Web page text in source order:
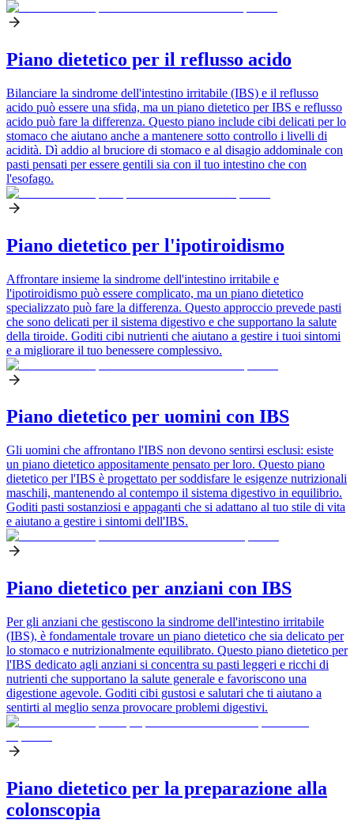
Piano dietetico per il reflusso acido
Bilanciare la sindrome dell'intestino irritabile (IBS) e il reflusso
acido può essere una sfida, ma un piano dietetico per IBS e reflusso
acido può fare la differenza. Questo piano include cibi delicati per lo
stomaco che aiutano anche a mantenere sotto controllo i livelli di
acidità. Dì addio al bruciore di stomaco e al disagio addominale con
pasti pensati per essere gentili sia con il tuo intestino che con
l'esofago.
Piano dietetico per l'ipotiroidismo
Affrontare insieme la sindrome dell'intestino irritabile e
l'ipotiroidismo può essere complicato, ma un piano dietetico
specializzato può fare la differenza. Questo approccio prevede pasti
che sono delicati per il sistema digestivo e che supportano la salute
della tiroide. Goditi cibi nutrienti che aiutano a gestire i tuoi sintomi
e a migliorare il tuo benessere complessivo.
Piano dietetico per uomini con IBS
Gli uomini che affrontano l'IBS non devono sentirsi esclusi: esiste
un piano dietetico appositamente pensato per loro. Questo piano
dietetico per l'IBS è progettato per soddisfare le esigenze nutrizionali
maschili, mantenendo al contempo il sistema digestivo in equilibrio.
Goditi pasti sostanziosi e appaganti che si adattano al tuo stile di vita
e aiutano a gestire i sintomi dell'IBS.
Piano dietetico per anziani con IBS
Per gli anziani che gestiscono la sindrome dell'intestino irritabile
(IBS), è fondamentale trovare un piano dietetico che sia delicato per
lo stomaco e nutrizionalmente equilibrato. Questo piano dietetico per
l'IBS dedicato agli anziani si concentra su pasti leggeri e ricchi di
nutrienti che supportano la salute generale e favoriscono una
digestione agevole. Goditi cibi gustosi e salutari che ti aiutano a
sentirti al meglio senza provocare problemi digestivi.
Piano dietetico per la preparazione alla
colonscopia